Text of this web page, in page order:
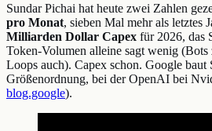
Sundar Pichai hat heute zwei Zahlen
pro Monat, sieben Mal mehr als letztes
Milliarden Dollar Capex für 2026, das
Token-Volumen alleine sagt wenig (Bots
Loops auch). Capex schon. Google
Größenordnung, bei der OpenAI bei
blog.google).